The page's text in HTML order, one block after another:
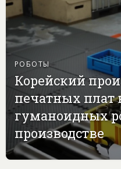
РОБОТЫ
Корейский
печатных плат
гуманоидных
производстве